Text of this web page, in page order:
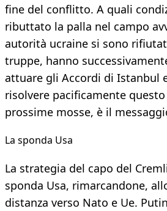
fine del conflitto. A quali
ributtato la palla nel campo
autorità ucraine si sono
truppe, hanno
attuare gli Accordi di Istanbul
risolvere pacificamente
prossime mosse, è il
La sponda Usa
La strategia del capo del
sponda Usa, rimarcandone,
distanza verso Nato e Ue.